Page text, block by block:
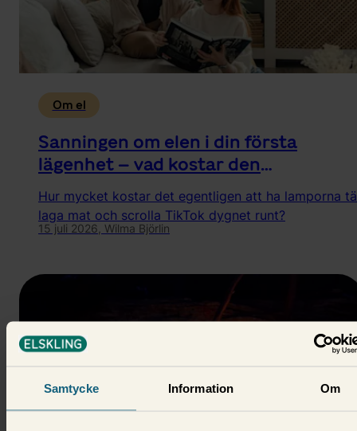
Samtycke Information Om
Om el
Sanningen om elen i din första
lägenhet – vad kostar den
egentligen? 💡🏡
Hur mycket kostar det egentligen att ha lamporna
laga mat och scrolla TikTok dygnet runt?
15 juli 2026, Wilma Björlin